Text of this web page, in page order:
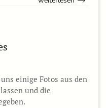
einige Fotos aus den
und die